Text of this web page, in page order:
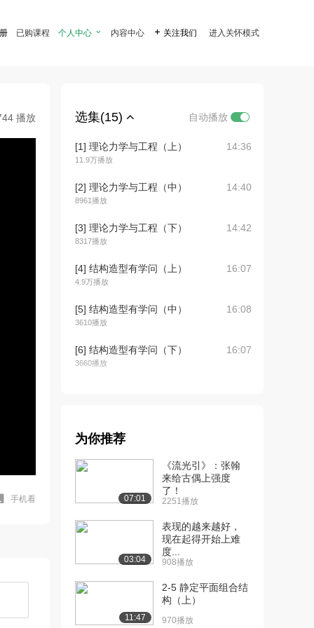
已购课程 个人中心  内容中心  关注我们 进入关怀模式
播放
手机看
选集(15) 自动播放
[1] 理论力学与工程（上）
11.9万播放
14:36
[2] 理论力学与工程（中）
8961播放
14:40
[3] 理论力学与工程（下）
8317播放
14:42
[4] 结构造型有学问（上）
4.9万播放
16:07
[5] 结构造型有学问（中）
3610播放
16:08
[6] 结构造型有学问（下）
3660播放
16:07
[8] 工程振动与控制（中）
2429播放
[9] 工程振动与控制（下） 17:06
基石（上）
[11] 力学——大坝安全的
基石（中）
[12] 力学——大坝安全的
为你推荐
07:01
《流光引》：张翰
来给古偶上强度
了！
2251播放
03:04
表现的越来越好，
现在起得开始上难
度...
908播放
11:47
2-5 静定平面组合结
构（上）
970播放